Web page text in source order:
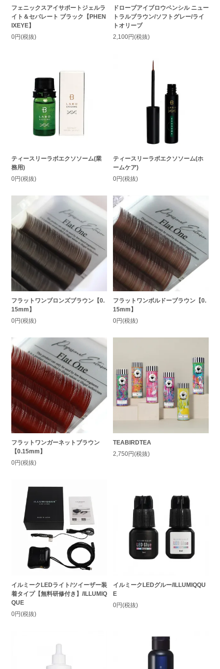
フェニックスアイサポートジェルラ
イト＆セパレート ブラック【PHEN
IXEYE】
0円(税抜)
ドローブアイブロウペンシル ニュー
トラルブラウン/ソフトグレー/ライ
トオリーブ
2,100円(税抜)
ティースリーラボエクソソーム(業
務用)
0円(税抜)
ティースリーラボエクソソーム(ホ
ームケア)
0円(税抜)
フラットワンブロンズブラウン【0.
15mm】
0円(税抜)
フラットワンボルドーブラウン【0.
15mm】
0円(税抜)
フラットワンガーネットブラウン
【0.15mm】
0円(税抜)
TEABIRDTEA
2,750円(税抜)
イルミークLEDライト/ツイーザー装
着タイプ【無料研修付き】/ILLUMIQ
QUE
0円(税抜)
イルミークLEDグルー/ILLUMIQQU
E
0円(税抜)